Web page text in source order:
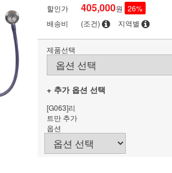
할인가
405,000원 26%
배송비
(조건) 지역별
제품선택
+ 추가 옵션 선택
[G063]리
트만 추가
옵션